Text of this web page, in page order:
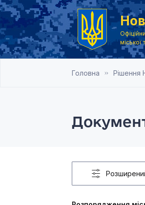
міської
Головна Рішення